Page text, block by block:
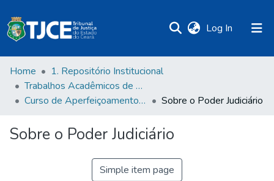
Log In (current)
Home
1. Repositório Institucional
Trabalhos Acadêmicos de Pós-Graduação
Curso de Aperfeiçoamento de Magistrados
Sobre o Poder Judiciário
Sobre o Poder Judiciário
Simple item page